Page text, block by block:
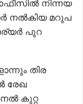
നിന്നയ
നൽകിയ മറുപ
പുറ
തിര
രേഖ
കുറ്റ